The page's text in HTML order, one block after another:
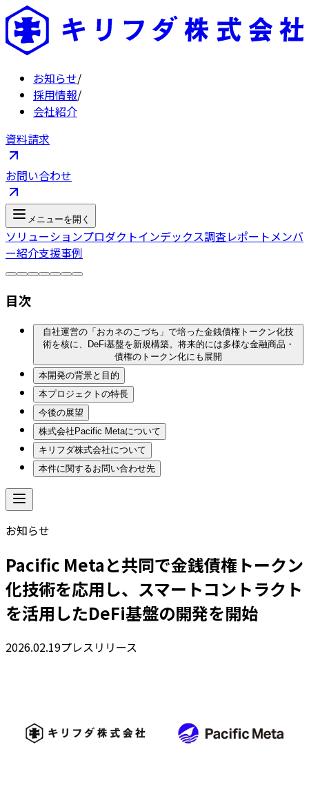
お知らせ/
採用情報/
会社紹介
資料請求
お問い合わせ
メニューを開く
ソリューションプロダクトインデックス調査レポートメンバ
ー紹介支援事例
目次
自社運営の「おカネのこづち」で培った金銭債権トークン化技
術を核に、DeFi基盤を新規構築。将来的には多様な金融商品・
債権のトークン化にも展開
本開発の背景と目的
本プロジェクトの特長
今後の展望
株式会社Pacific Metaについて
キリフダ株式会社について
本件に関するお問い合わせ先
お知らせ
Pacific Metaと共同で金銭債権トークン
化技術を応用し、スマートコントラクト
を活用したDeFi基盤の開発を開始
2026.02.19プレスリリース